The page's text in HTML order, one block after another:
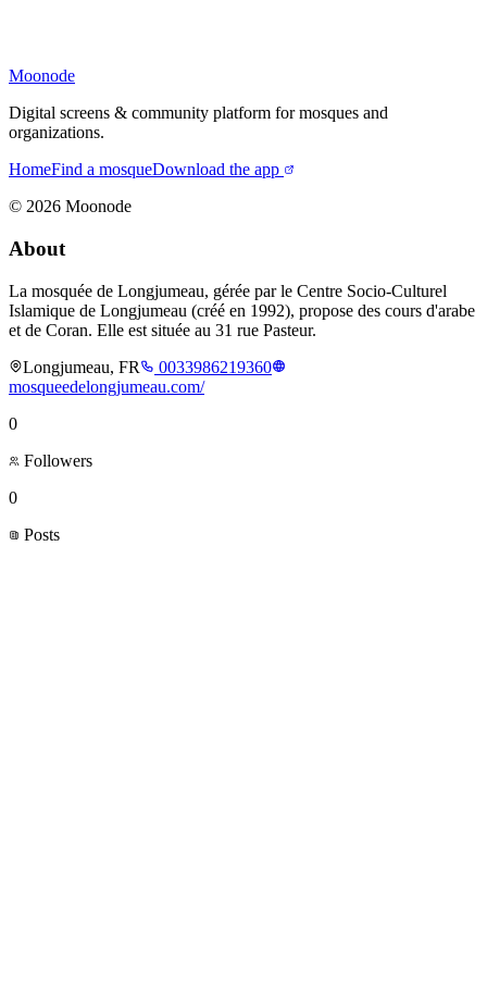
Moonode
Digital screens & community platform for mosques and
organizations.
HomeFind a mosqueDownload the app
© 2026 Moonode
About
La mosquée de Longjumeau, gérée par le Centre Socio-Culturel
Islamique de Longjumeau (créé en 1992), propose des cours d'arabe
et de Coran. Elle est située au 31 rue Pasteur.
Longjumeau, FR
0033986219360
mosqueedelongjumeau.com/
0
Followers
0
Posts